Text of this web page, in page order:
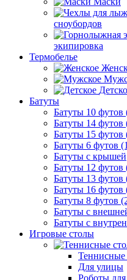
сноубордов
экипировка
Термобелье
Батуты
Батуты 10 футов
Батуты 14 футов
Батуты 15 футов
Батуты 6 футов
Батуты с крышей
Батуты 12 футов
Батуты 13 футов
Батуты 16 футов
Батуты 8 футов
Батуты с
Батуты с
Игровые столы
Для улицы
Роботы для